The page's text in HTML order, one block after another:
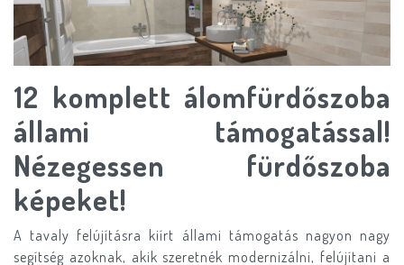
12 komplett álomfürdőszoba
állami támogatással!
Nézegessen fürdőszoba
képeket!
A tavaly felújításra kiírt állami támogatás nagyon nagy
segítség azoknak, akik szeretnék modernizálni, felújítani a